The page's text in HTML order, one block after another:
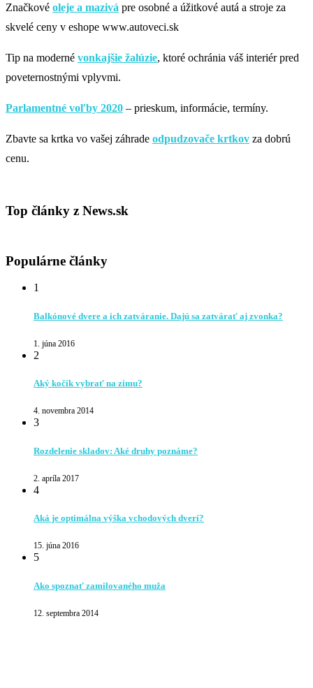
Značkové oleje a mazivá pre osobné a úžitkové autá a stroje za
skvelé ceny v eshope www.autoveci.sk
Tip na moderné vonkajšie žalúzie, ktoré ochránia váš interiér pred
poveternostnými vplyvmi.
Parlamentné voľby 2020 – prieskum, informácie, termíny.
Zbavte sa krtka vo vašej záhrade odpudzovače krtkov za dobrú
cenu.
Top články z News.sk
Populárne články
1
Balkónové dvere a ich zatváranie. Dajú sa zatvárať aj zvonka?
1. júna 2016
2
Aký kočík vybrať na zimu?
4. novembra 2014
3
Rozdelenie skladov: Aké druhy poznáme?
2. apríla 2017
4
Aká je optimálna výška vchodových dverí?
15. júna 2016
5
Ako spoznať zamilovaného muža
12. septembra 2014